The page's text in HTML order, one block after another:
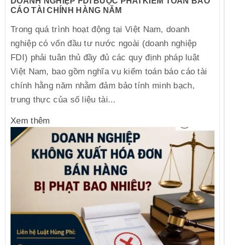
CÁO TÀI CHÍNH HÀNG NĂM
Trong quá trình hoạt động tại Việt Nam, doanh
nghiệp có vốn đầu tư nước ngoài (doanh nghiệp
FDI) phải tuân thủ đầy đủ các quy định pháp luật
Việt Nam, bao gồm nghĩa vụ kiểm toán báo cáo tài
chính hằng năm nhằm đảm bảo tính minh bạch,
trung thực của số liệu tài...
Xem thêm